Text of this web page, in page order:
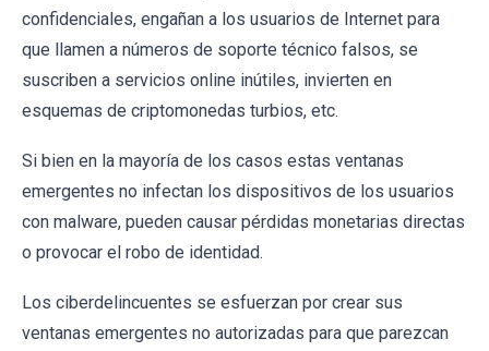
confidenciales, engañan a los usuarios de Internet para
que llamen a números de soporte técnico falsos, se
suscriben a servicios online inútiles, invierten en
esquemas de criptomonedas turbios, etc.
Si bien en la mayoría de los casos estas ventanas
emergentes no infectan los dispositivos de los usuarios
con malware, pueden causar pérdidas monetarias directas
o provocar el robo de identidad.
Los ciberdelincuentes se esfuerzan por crear sus
ventanas emergentes no autorizadas para que parezcan